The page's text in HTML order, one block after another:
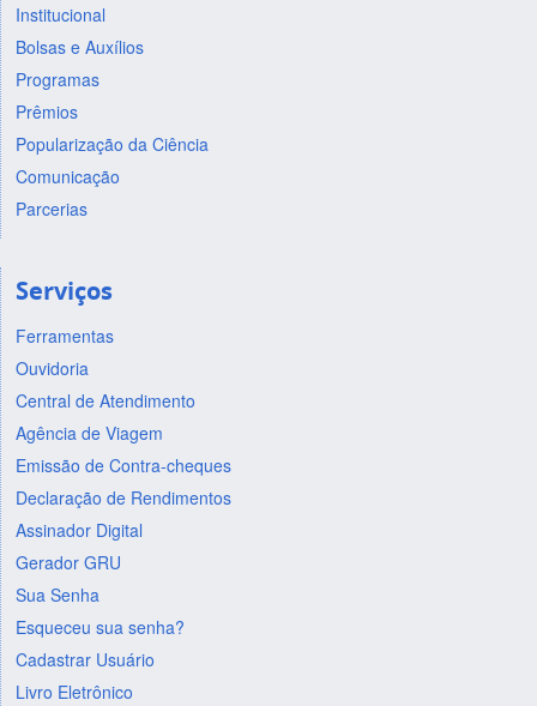
Institucional
Bolsas e Auxílios
Programas
Prêmios
Popularização da Ciência
Comunicação
Parcerias
Serviços
Ferramentas
Ouvidoria
Central de Atendimento
Agência de Viagem
Emissão de Contra-cheques
Declaração de Rendimentos
Assinador Digital
Gerador GRU
Sua Senha
Esqueceu sua senha?
Cadastrar Usuário
Livro Eletrônico